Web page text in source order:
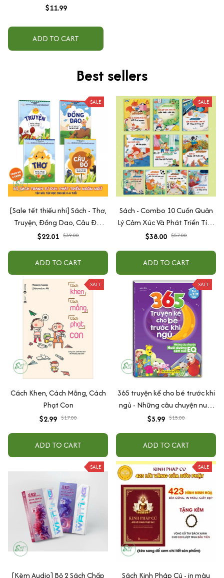
Thích Ngữ Pháp - Tiếng Việt
$11.99
ADD TO CART
Best sellers
SALE
[Sale tết thiếu nhi] Sách - Thơ,
Truyện, Đồng Dao, Câu Đố,
Tập Nói Tập Đọc Cho Bé 0-6
$22.01 $39.00
ADD TO CART
SALE
Sách - Combo 10 Cuốn Quản
Lý Cảm Xúc Và Phát Triển Tính
Cách Cho Bé Từ 2 - 6 Tuổi
$38.00 $57.00
ADD TO CART
SALE
Cách Khen, Cách Mắng, Cách
Phạt Con
$2.99 $17.00
ADD TO CART
SALE
365 truyện kể cho bé trước khi
ngủ - Những câu chuyện nuôi
dưỡng cảm xúc EQ (2-12 tuổi)
$5.99 $15.00
ADD TO CART
SALE
[Kèm Audio] Bộ 2 Sách Chấp
SALE
Sách Kinh Pháp Cú - in màu